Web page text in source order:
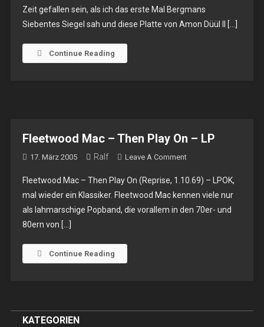
II
–
Zeit gefallen sein, als ich das erste Mal Bergmans
Siebentes Siegel sah und diese Platte von Amon Düül II […]
Continue Reading
Fleetwood Mac – Then Play On – LP
17. März 2005 Ralf Leave A CommentOn
Mac
–
Then
Fleetwood Mac – Then Play On (Reprise, 1.10.69) – LPOK,
mal wieder ein Klassiker. Fleetwood Mac kennen viele nur
als lahmarschige Popband, die vorallem in den 70er- und
80ern von […]
Continue Reading
KATEGORIEN